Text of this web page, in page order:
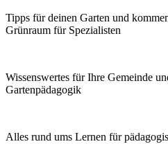
Tipps für deinen Garten und
Grünraum für Spezialisten
Wissenswertes für Ihre Gemeinde
Garten­pädagogik
Alles rund ums Lernen für